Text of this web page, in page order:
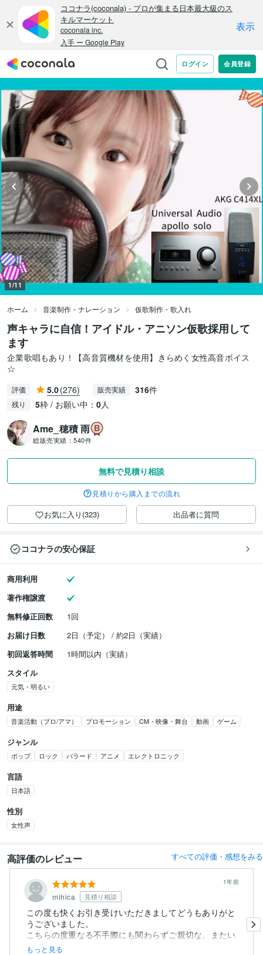
1/11
ホーム 音楽制作・ナレーション 仮歌制作・歌入れ
声キャラに自信！アイドル・アニソン仮歌採用して
ます
企業歌唱もあり！【高音質機材を使用】きらめく女性高音ボイス
☆
評価 5.0(276) 販売実績 316件
残り 5枠 / お願い中： 0人
Ame_穂積 雨
総販売実績： 540件
無料で見積り相談
見積りから購入までの流れ
お気に入り(323) 出品者に質問
ココナラの安心保証
商用利用
著作権譲渡
無料修正回数
1回
お届け日数
2日（予定） / 約2日（実績）
初回返答時間
1時間以内（実績）
スタイル
元気・明るい
用途
音楽活動（プロ/アマ） プロモーション CM・映像・舞台 動画 ゲーム
ジャンル
ポップ ロック バラード アニメ エレクトロニック
言語
日本語
性別
女性声
高評価のレビュー すべての評価・感想をみる
mihica 見積り相談
1年前
この度も快くお引き受けいただきましてどうもありがと
うございました。
こちらの度重なる不手際にも関わらずご親切な、またい
つ...
もっと見る